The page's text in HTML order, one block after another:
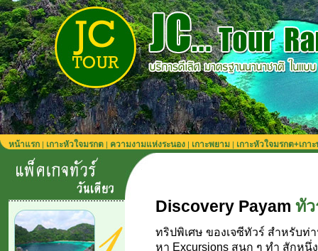
หน้าแรก | เกาะหัวใจมรกต | ความงามแห่งระนอง | เกาะพยาม | เกาะหัวใจมรกต+เกา
Discovery Payam ทัว
ทริปพิเศษ ของเจซีทัวร์ สำหรับท่
หา Excursions สนุก ๆ ทำ สักหนึ่